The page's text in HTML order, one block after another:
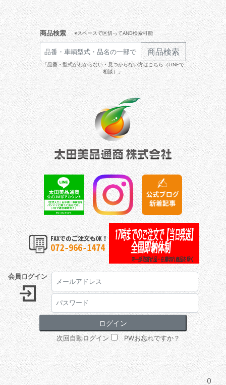
商品検索 ※スペースで区切ってAND検索可能
商品検索
「品番・型式がわからない・見つからない方はこちら（LINEで
相談）」
会員ログイン
次回自動ログイン PWお忘れですか？
0